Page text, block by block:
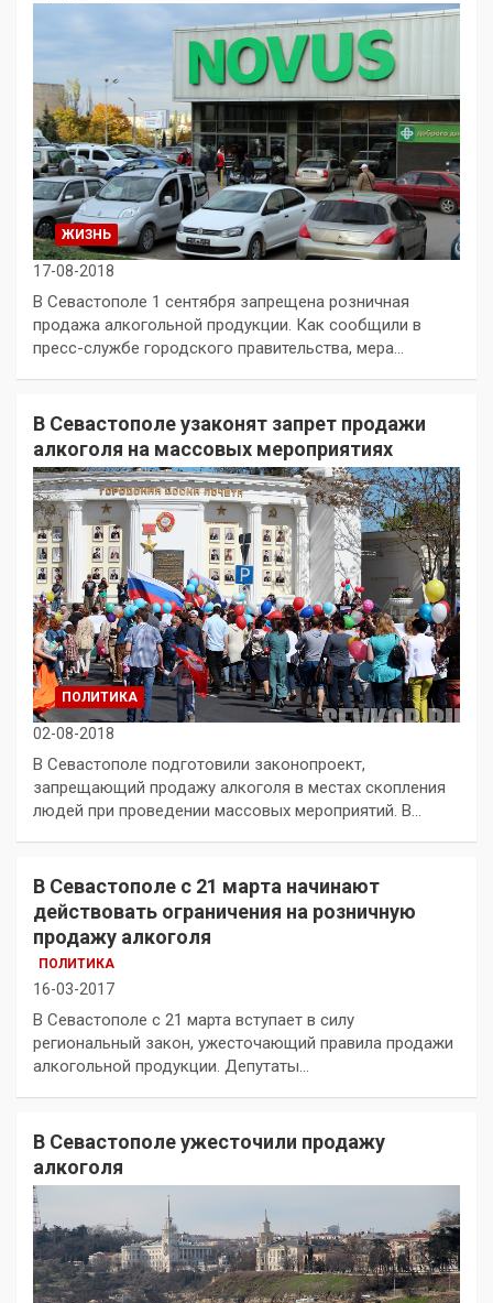
ЖИЗНЬ
17-08-2018
В Севастополе 1 сентября запрещена розничная
продажа алкогольной продукции. Как сообщили в
пресс-службе городского правительства, мера…
В Севастополе узаконят запрет продажи
алкоголя на массовых мероприятиях
ПОЛИТИКА
02-08-2018
В Севастополе подготовили законопроект,
запрещающий продажу алкоголя в местах скопления
людей при проведении массовых мероприятий. В…
В Севастополе с 21 марта начинают
действовать ограничения на розничную
продажу алкоголя
ПОЛИТИКА
16-03-2017
В Севастополе с 21 марта вступает в силу
региональный закон, ужесточающий правила продажи
алкогольной продукции. Депутаты…
В Севастополе ужесточили продажу
алкоголя